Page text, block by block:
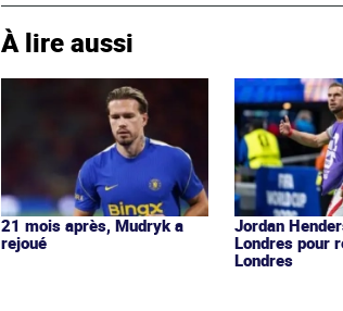
À lire aussi
21 mois après, Mudryk a
rejoué
Jordan
Londres pour
Londres